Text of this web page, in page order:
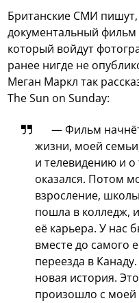
Британские СМИ
документальный фильм
который войдут
ранее нигде не
Меган Маркл так
The Sun on Sunday:
— Фильм
жизни, моей
и телевидению и о
оказался. Потом
взросление,
пошла в колледж,
её карьера. У нас
вместе до самого
переезда в
новая история.
произошло с